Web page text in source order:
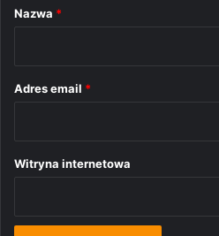
r
Nazwa *
Adres email *
Witryna internetowa